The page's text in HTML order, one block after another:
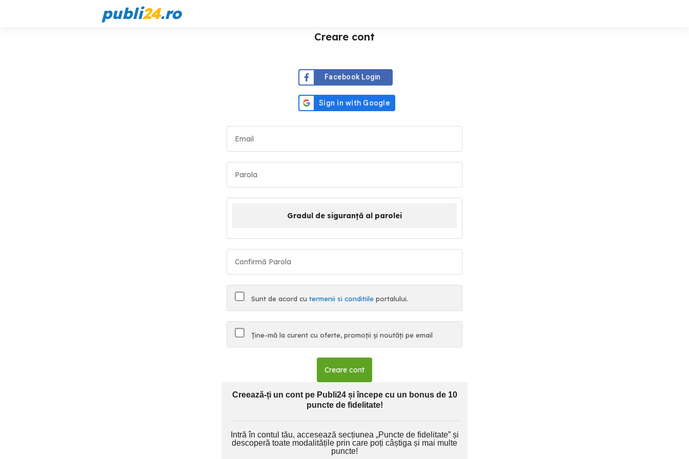
publi24.ro
Creare cont
Facebook Login
Gradul de siguranță al parolei
Sunt de acord cu termenii si conditiile portalului.
Ține-mă la curent cu oferte, promoții și noutăți pe email
Creare cont
Creează-ți un cont pe Publi24 și începe cu un bonus de 10
puncte de fidelitate!
Intră în contul tău, accesează secțiunea „Puncte de fidelitate” și
descoperă toate modalitățile prin care poți câștiga și mai multe
puncte!